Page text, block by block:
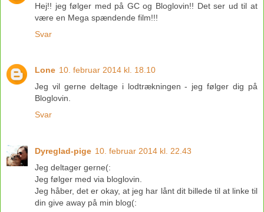
Hej!! jeg følger med på GC og Bloglovin!! Det ser ud til at
være en Mega spændende film!!!
Svar
Lone 10. februar 2014 kl. 18.10
Jeg vil gerne deltage i lodtrækningen - jeg følger dig på
Bloglovin.
Svar
Dyreglad-pige 10. februar 2014 kl. 22.43
Jeg deltager gerne(:
Jeg følger med via bloglovin.
Jeg håber, det er okay, at jeg har lånt dit billede til at linke til
din give away på min blog(: